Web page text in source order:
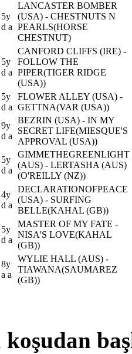
5y
d a
LANCASTER BOMBER
(USA) - CHESTNUTS N
PEARLS(HORSE
CHESTNUT)
5y
d a
CANFORD CLIFFS (IRE) -
FOLLOW THE
PIPER(TIGER RIDGE
(USA))
5y
d a
FLOWER ALLEY (USA) -
GETTNA(VAR (USA))
9y
d a
BEZRIN (USA) - IN MY
SECRET LIFE(MIESQUE'S
APPROVAL (USA))
5y
d a
GIMMETHEGREENLIGHT
(AUS) - LERTASHA (AUS)
(O'REILLY (NZ))
4y
d a
DECLARATIONOFPEACE
(USA) - SURFING
BELLE(KAHAL (GB))
5y
d a
MASTER OF MY FATE -
NISA'S LOVE(KAHAL
(GB))
8y
a a
WYLIE HALL (AUS) -
TIAWANA(SAUMAREZ
(GB))